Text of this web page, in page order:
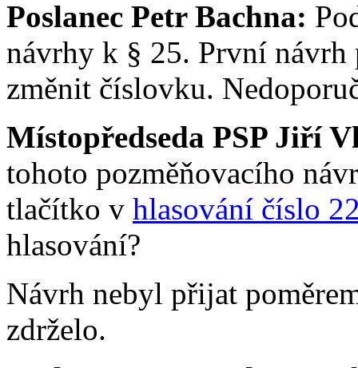
Poslanec Petr Bachna:
návrhy k § 25. První návrh
změnit číslovku.
Místopředseda PSP Jiří
tohoto pozměňovacího
tlačítko v hlasování číslo
hlasování?
Návrh nebyl přijat
zdrželo.